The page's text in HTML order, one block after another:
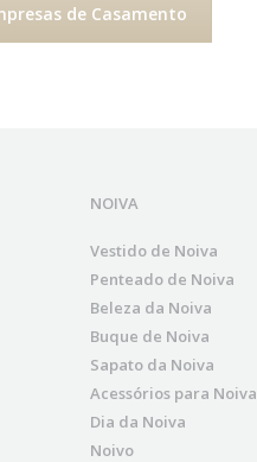
de Casamento
NOIVA
Vestido de Noiva
Penteado de Noiva
Beleza da Noiva
Buque de Noiva
Sapato da Noiva
Acessórios para Noiva
Dia da Noiva
Noivo